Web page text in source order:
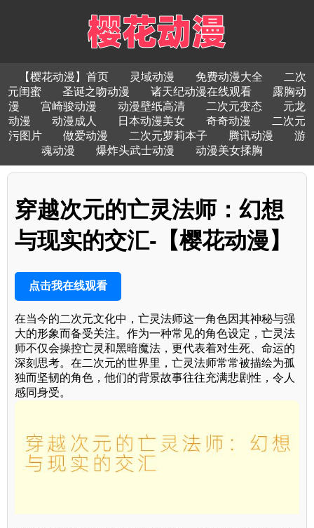
【樱花动漫】首页 灵域动漫 免费动漫大全
二次
元闺蜜
圣诞之吻动漫 诸天纪动漫在线观看
露胸动
漫
宫崎骏动漫 动漫壁纸高清 二次元变态
元龙
动漫
动漫成人 日本动漫美女 奇奇动漫
二次元
污图片
做爱动漫 二次元萝莉本子 腾讯动漫
游
魂动漫
爆炸头武士动漫 动漫美女揉胸
穿越次元的亡灵法师：幻想
与现实的交汇-【樱花动漫】
点击我在线观看
在当今的二次元文化中，亡灵法师这一角色因其神秘与强
大的形象而备受关注。作为一种常见的角色设定，亡灵法
师不仅会操控亡灵和黑暗魔法，更代表着对生死、命运的
深刻思考。在二次元的世界里，亡灵法师常常被描绘为孤
独而坚韧的角色，他们的背景故事往往充满悲剧性，令人
感同身受。